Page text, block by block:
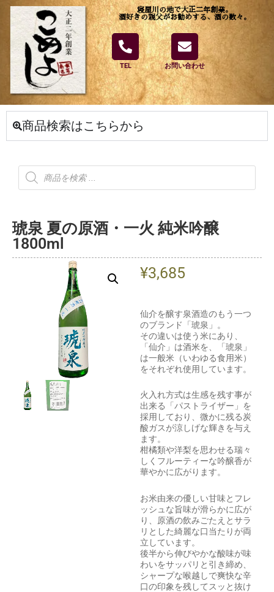
寝屋川の地で大正二年創業。
酒好きの親父がお勧めする、酒の数々。
TEL お問い合わせ
商品検索はこちらから
琥泉 夏の原酒・一火 純米吟醸
1800ml
¥3,685
仙介を醸す泉酒造のもう一つ
のブランド「琥泉」。
その違いは使う米にあり、
「仙介」は酒米を、「琥泉」
は一般米（いわゆる食用米）
をそれぞれ使用しています。
火入れ方式は生感を残す事が
出来る「パストライザー」を
採用しており、微かに残る炭
酸ガスが涼しげな輝きを与え
ます。
柑橘類や洋梨を思わせる瑞々
しくフルーティーな吟醸香が
華やかに広がります。
お米由来の優しい甘味とフレ
ッシュな旨味が滑らかに広が
り、原酒の飲みごたえとサラ
リとした綺麗な口当たりが両
立しています。
後半から伸びやかな酸味が味
わいをサッパリと引き締め、
シャープな喉越しで爽快な辛
口の印象を残してスッと抜け